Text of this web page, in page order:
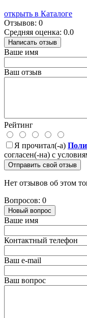
открыть в Каталоге
Отзывов: 0
Средняя оценка: 0.0
Написать отзыв
Ваше имя
Ваш отзыв
Рейтинг
Я прочитал(-а)
согласен(-на) с
Отправить свой отзыв
Нет отзывов об этом
Вопросов: 0
Новый вопрос
Ваше имя
Контактный телефон
Ваш e-mail
Ваш вопрос